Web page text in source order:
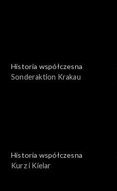
Historia współczesna
Sonderaktion Krakau
Historia współczesna
Kurz i Kielar